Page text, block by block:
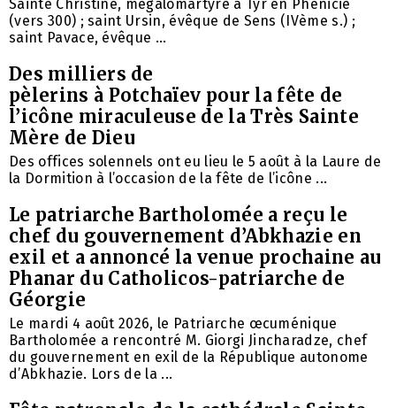
Sainte Christine, mégalomartyre à Tyr en Phénicie
(vers 300) ; saint Ursin, évêque de Sens (IVème s.) ;
saint Pavace, évêque ...
Des milliers de
pèlerins à Potchaïev pour la fête de
l’icône miraculeuse de la Très Sainte
Mère de Dieu
Des offices solennels ont eu lieu le 5 août à la Laure de
la Dormition à l’occasion de la fête de l’icône ...
Le patriarche Bartholomée a reçu le
chef du gouvernement d’Abkhazie en
exil et a annoncé la venue prochaine au
Phanar du Catholicos-patriarche de
Géorgie
Le mardi 4 août 2026, le Patriarche œcuménique
Bartholomée a rencontré M. Giorgi Jincharadze, chef
du gouvernement en exil de la République autonome
d’Abkhazie. Lors de la ...